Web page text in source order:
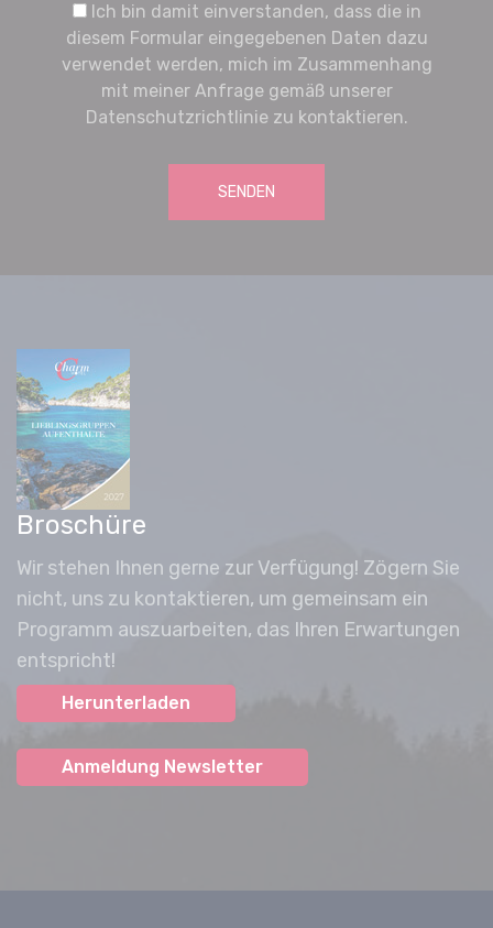
Ich bin damit einverstanden, dass die in
diesem Formular eingegebenen Daten dazu
verwendet werden, mich im Zusammenhang
mit meiner Anfrage gemäß unserer
Datenschutzrichtlinie zu kontaktieren.
SENDEN
Broschüre
Wir stehen Ihnen gerne zur Verfügung! Zögern Sie
nicht, uns zu kontaktieren, um gemeinsam ein
Programm auszuarbeiten, das Ihren Erwartungen
entspricht!
Herunterladen
Anmeldung Newsletter